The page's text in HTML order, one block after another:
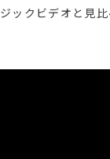
ックビデオと見